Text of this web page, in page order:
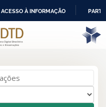
ACESSO À INFORMAÇÃO